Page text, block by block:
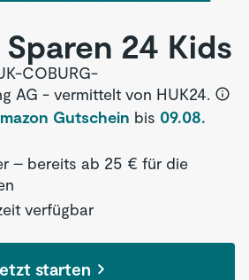
24 Kids
COBURG-
AG - vermittelt von HUK24.
Gutschein bis 09.08.
– bereits ab 25 € für die
verfügbar
starten